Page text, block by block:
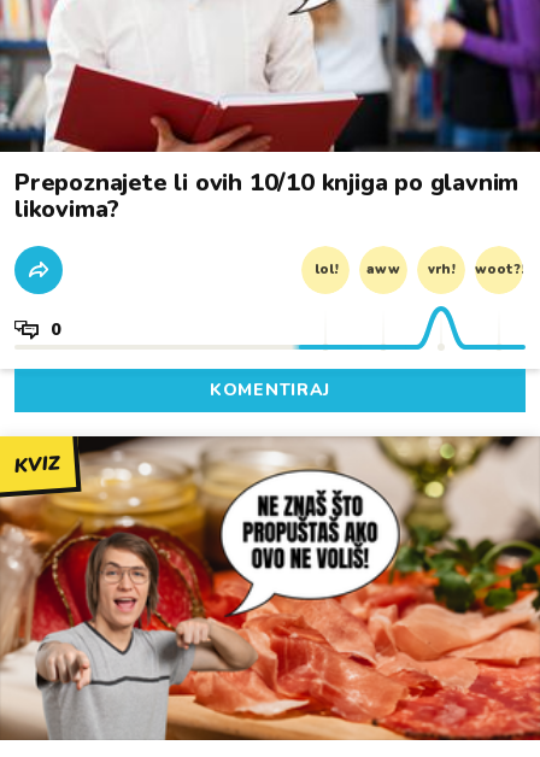
Prepoznajete li ovih 10/10 knjiga po glavnim
likovima?
lol! aww vrh! woot?!
0
KOMENTIRAJ
KVIZ